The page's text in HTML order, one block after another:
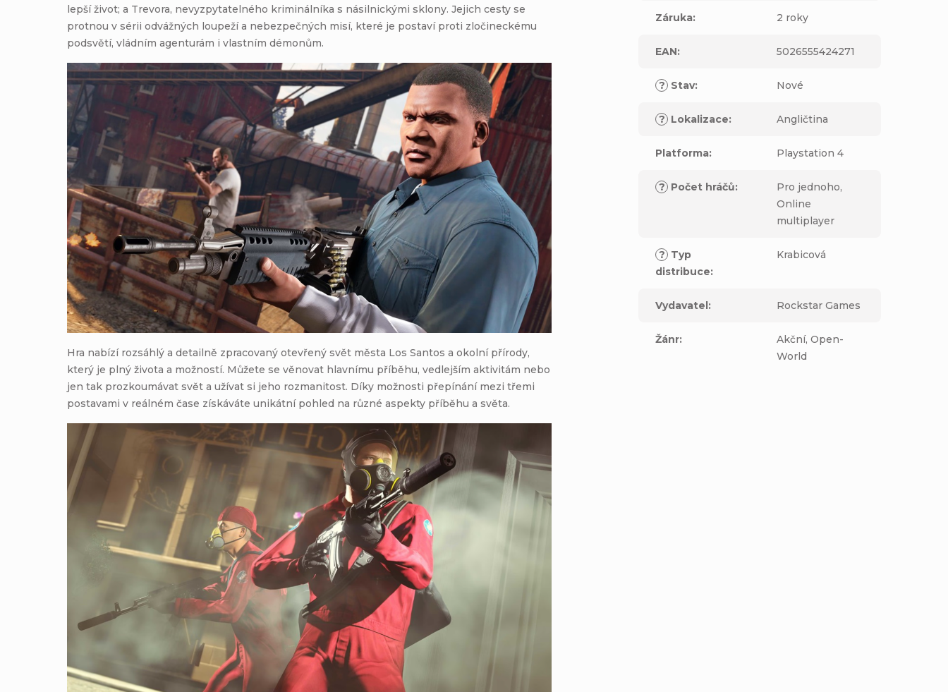
lepší život; a Trevora, nevyzpytatelného kriminálníka s násilnickými sklony. Jejich cesty se
protnou v sérii odvážných loupeží a nebezpečných misí, které je postaví proti zločineckému
podsvětí, vládním agenturám i vlastním démonům.
Hra nabízí rozsáhlý a detailně zpracovaný otevřený svět města Los Santos a okolní přírody,
který je plný života a možností. Můžete se věnovat hlavnímu příběhu, vedlejším aktivitám nebo
jen tak prozkoumávat svět a užívat si jeho rozmanitost. Díky možnosti přepínání mezi třemi
postavami v reálném čase získáváte unikátní pohled na různé aspekty příběhu a světa.
Záruka: 2 roky
EAN: 5026555424271
? Stav: Nové
? Lokalizace: Angličtina
Platforma: Playstation 4
? Počet hráčů:
Pro jednoho,
Online
multiplayer
? Typ
distribuce:
Krabicová
Vydavatel : Rockstar Games
Žánr:
Akční, Open-
World